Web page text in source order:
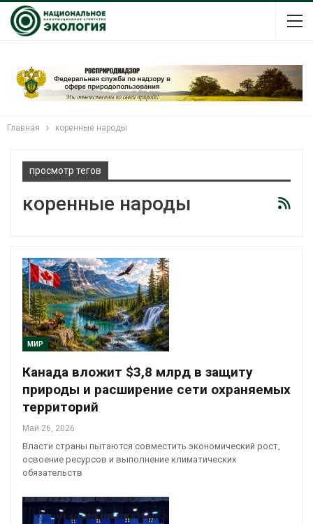
Главная коренные народы
просмотр тегов
коренные народы
МИР
Канада вложит $3,8 млрд в защиту
природы и расширение сети охраняемых
территорий
Май 26, 2026
Власти страны пытаются совместить экономический рост,
освоение ресурсов и выполнение климатических
обязательств